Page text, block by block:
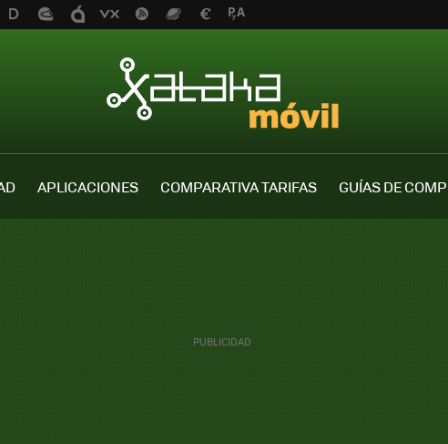
APLICACIONES COMPARATIVA TARIFAS
GUÍAS DE